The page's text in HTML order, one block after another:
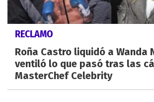
RECLAMO
Roña Castro liquidó a Wanda
ventiló lo que pasó tras las
MasterChef Celebrity